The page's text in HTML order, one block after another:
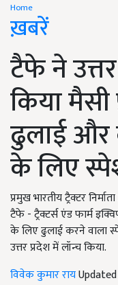
Home
ख़बरें
टैफे ने
किया
ढुलाई और
के लिए
प्रमुख भारतीय ट्रैक्टर
टैफे - ट्रैक्टर्स एंड फार्म
के लिए ढुलाई करने वाला
उत्तर प्रदेश में लॉन्च किया.
विवेक कुमार राय